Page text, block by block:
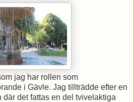
jag har rollen som
i Gävle. Jag tillträdde efter en
det fattas en del tvivelaktiga